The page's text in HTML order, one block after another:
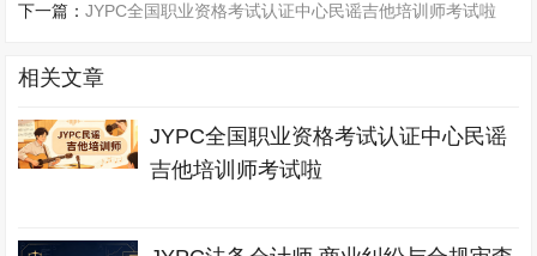
下一篇：JYPC全国职业资格考试认证中心民谣吉他培训师考试啦
相关文章
JYPC全国职业资格考试认证中心民谣
吉他培训师考试啦